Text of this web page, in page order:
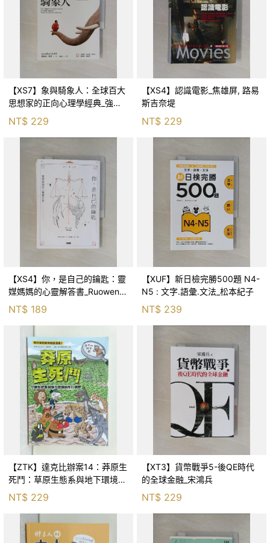
【XS7】象與騎象人：全球百大
思想家的正向心理學經典_強納
NT$ 229
【XS4】認識電影_焦雄屏, 路易
斯吉奈堤
NT$ 229
【XS4】你，是自己的鑰匙：靈
媒媽媽的心靈解答書_Ruowen
Huang
NT$ 189
【XUF】新日檢完勝500題 N4-
N5 : 文字.語彙.文法_松本紀子
NT$ 239
【ZTK】達克比辦案14：莽原生
死鬥：草原生態系與地下環境的
生存適應_柯智元
NT$ 229
【XT3】貨幣戰爭5-後QE時代
的全球金融_宋鴻兵
NT$ 229